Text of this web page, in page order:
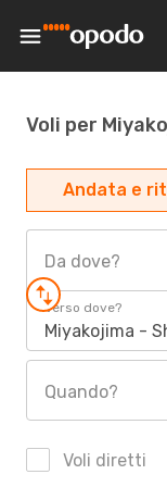
Voli per
Andata e
Da dove?
Verso dove?
Miyakojima -
Quando?
Voli diretti